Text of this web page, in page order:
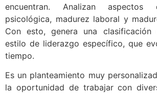
encuentran. Analizan aspectos
psicológica, madurez laboral y
Con esto, genera una clasificación
estilo de liderazgo específico, que
tiempo.
Es un planteamiento muy
la oportunidad de trabajar con